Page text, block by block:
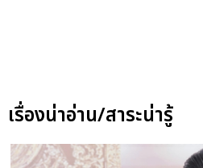
เรื่องน่าอ่าน/สาระน่ารู้